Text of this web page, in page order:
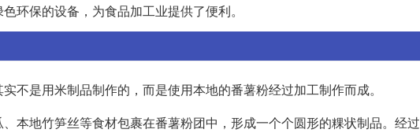
环保的设备，为食品加工业提供了便利。
不是用米制品制作的，而是使用本地的番薯粉经过加工制作而成。
本地竹笋丝等食材包裹在番薯粉团中，形成一个个圆形的粿状制品。经过